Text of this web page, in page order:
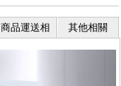
商品運送相
其他相關